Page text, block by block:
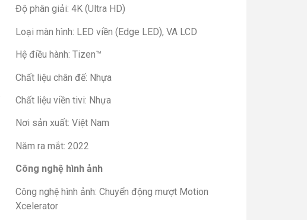
Độ phân giải: 4K (Ultra HD)
Loại màn hình: LED viền (Edge LED), VA LCD
Hệ điều hành: Tizen™
Chất liệu chân đế: Nhựa
Chất liệu viền tivi: Nhựa
Nơi sản xuất: Việt Nam
Năm ra mắt: 2022
Công nghệ hình ảnh
Công nghệ hình ảnh: Chuyển động mượt Motion
Xcelerator